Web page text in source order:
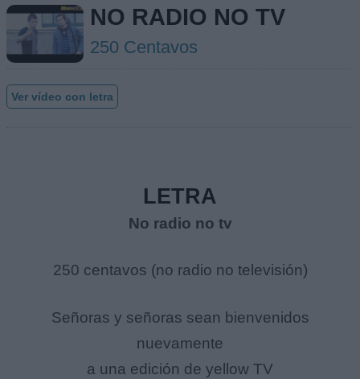
NO RADIO NO TV
250 Centavos
Ver vídeo con letra
LETRA
No radio no tv
250 centavos (no radio no televisión)
Señoras y señoras sean bienvenidos
nuevamente
a una edición de yellow TV